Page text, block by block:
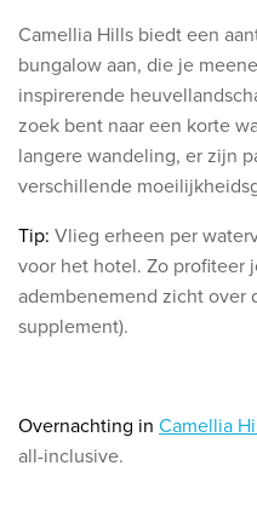
Camellia Hills biedt een
bungalow aan, die je
inspirerende
zoek bent naar een korte
langere wandeling, er zijn
verschillende
Tip: Vlieg erheen per
voor het hotel. Zo profiteer
adembenemend zicht over
supplement).
Overnachting in Camellia
all-inclusive.